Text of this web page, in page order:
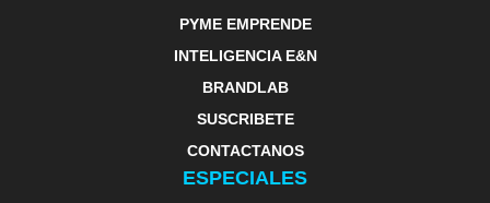
PYME EMPRENDE
INTELIGENCIA E&N
BRANDLAB
SUSCRIBETE
CONTACTANOS
ESPECIALES